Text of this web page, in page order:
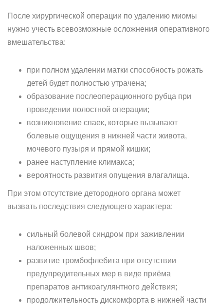
После хирургической операции по удалению миомы
нужно учесть всевозможные осложнения оперативного
вмешательства:
при полном удалении матки способность рожать
детей будет полностью утрачена;
образование послеоперационного рубца при
проведении полостной операции;
возникновение спаек, которые вызывают
болевые ощущения в нижней части живота,
мочевого пузыря и прямой кишки;
ранее наступление климакса;
вероятность развития опущения влагалища.
При этом отсутствие детородного органа может
вызвать последствия следующего характера:
сильный болевой синдром при заживлении
наложенных швов;
развитие тромбофлебита при отсутствии
предупредительных мер в виде приёма
препаратов антикоагулянтного действия;
продолжительность дискомфорта в нижней части